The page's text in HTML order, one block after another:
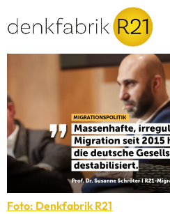
Foto: Denkfabrik R21